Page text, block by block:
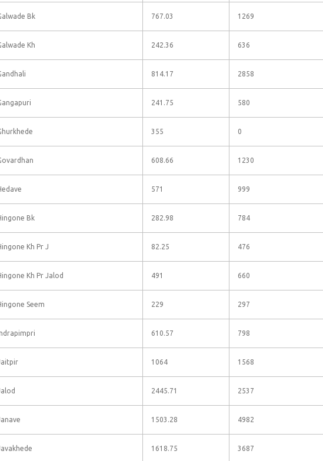
Bk 767.03 1269
Kh 242.36 636
814.17 2858
241.75 580
355 0
608.66 1230
571 999
Bk 282.98 784
Kh Pr J 82.25 476
Kh Pr Jalod 491 660
Seem 229 297
610.57 798
1064 1568
2445.71 2537
1503.28 4982
1618.75 3687